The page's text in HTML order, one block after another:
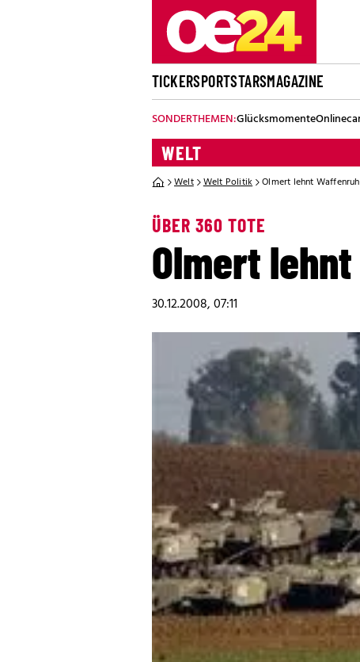
TICKERSPORTSTARSMAGAZINE
SONDERTHEMEN:Glücksmomente
WELT
Welt Welt Politik Olmert lehnt
ÜBER 360 TOTE
Olmert
30.12.2008, 07:11